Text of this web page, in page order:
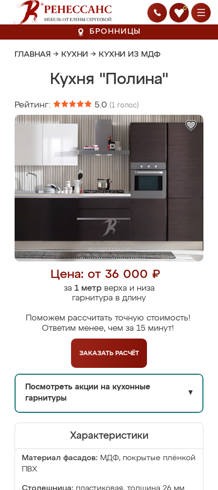
0
БРОННИЦЫ
ГЛАВНАЯ → КУХНИ → КУХНИ ИЗ МДФ
Кухня "Полина"
Рейтинг: 5.0 (1 голос)
Цена: от 36 000 ₽
за 1 метрверха и низа
гарнитура в длину
Поможем рассчитать точную стоимость!
Ответим менее, чем за 15 минут!
ЗАКАЗАТЬ РАСЧЁТ
Посмотреть акции на кухонные
гарнитуры
▼
Характеристики
Материал фасадов: МДФ, покрытые плёнкой
ПВХ